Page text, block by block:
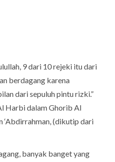
9 dari 10 rejeki itu dari
berdagang karena
dari sepuluh pintu rizki.”
Harbi dalam Ghorib Al
‘Abdirrahman, (dikutip dari
banyak banget yang